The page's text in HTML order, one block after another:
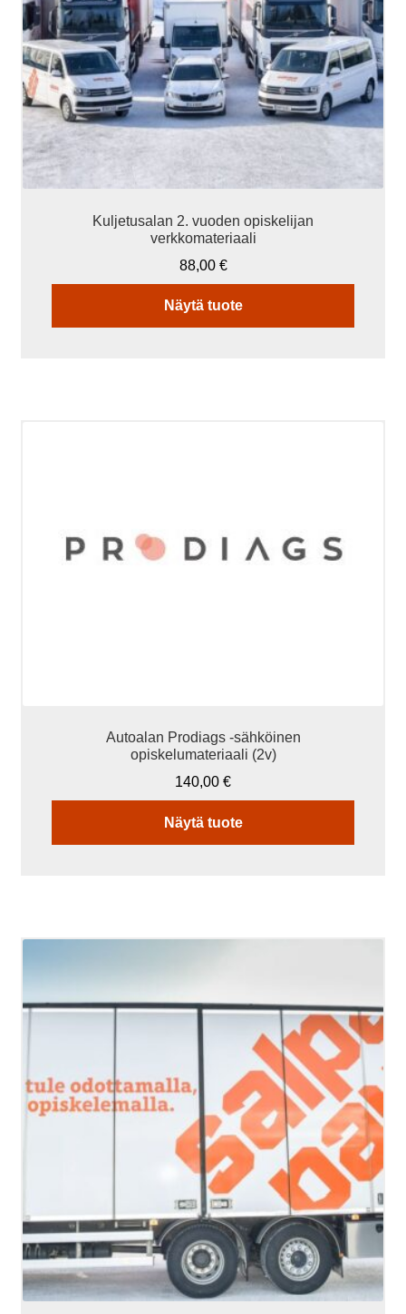
Kuljetusalan 2. vuoden opiskelijan
verkkomateriaali
88,00 €
Näytä tuote
Autoalan Prodiags -sähköinen
opiskelumateriaali (2v)
140,00 €
Näytä tuote